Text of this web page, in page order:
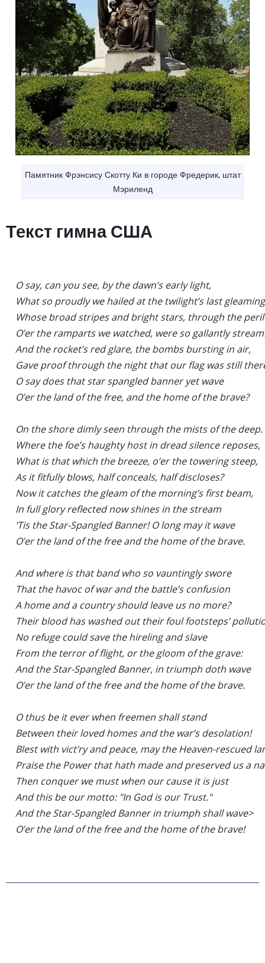
Памятник Фрэнсису Скотту Ки в городе Фредерик, штат
Мэриленд
Текст гимна США
    O say, can you see, by the dawn’s early light,
What so proudly we hailed at the twilight’s last
Whose broad stripes and bright stars, through the
O’er the ramparts we watched, were so gallantly
    And the rocket’s red glare, the bombs bursting in air,
Gave proof through the night that our flag was still
    O say does that star spangled banner yet wave
    O’er the land of the free, and the home of the brave?
    On the shore dimly seen through the mists of the deep.
    Where the foe’s haughty host in dread silence reposes,
    What is that which the breeze, o’er the towering steep,
    As it fitfully blows, half conceals, half discloses?
    Now it catches the gleam of the morning’s first beam,
    In full glory reflected now shines in the stream
    ‘Tis the Star-Spangled Banner! O long may it wave
    O’er the land of the free and the home of the brave.
    And where is that band who so vauntingly swore
    That the havoc of war and the battle’s confusion
    A home and a country should leave us no more?
Their blood has washed out their foul footsteps’
    No refuge could save the hireling and slave
    From the terror of flight, or the gloom of the grave:
    And the Star-Spangled Banner, in triumph doth wave
    O’er the land of the free and the home of the brave.
    O thus be it ever when freemen shall stand
    Between their loved homes and the war’s desolation!
Blest with vict’ry and peace, may the Heaven-rescued
Praise the Power that hath made and preserved us a
    Then conquer we must when our cause it is just
    And this be our motto: "In God is our Trust."
    And the Star-Spangled Banner in triumph shall wave>
    O’er the land of the free and the home of the brave!